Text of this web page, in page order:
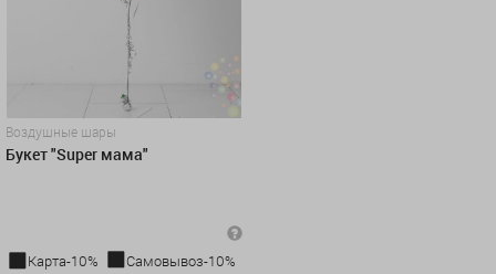
Воздушные шары
Букет "Super мама"
Карта-10%
Самовывоз-10%